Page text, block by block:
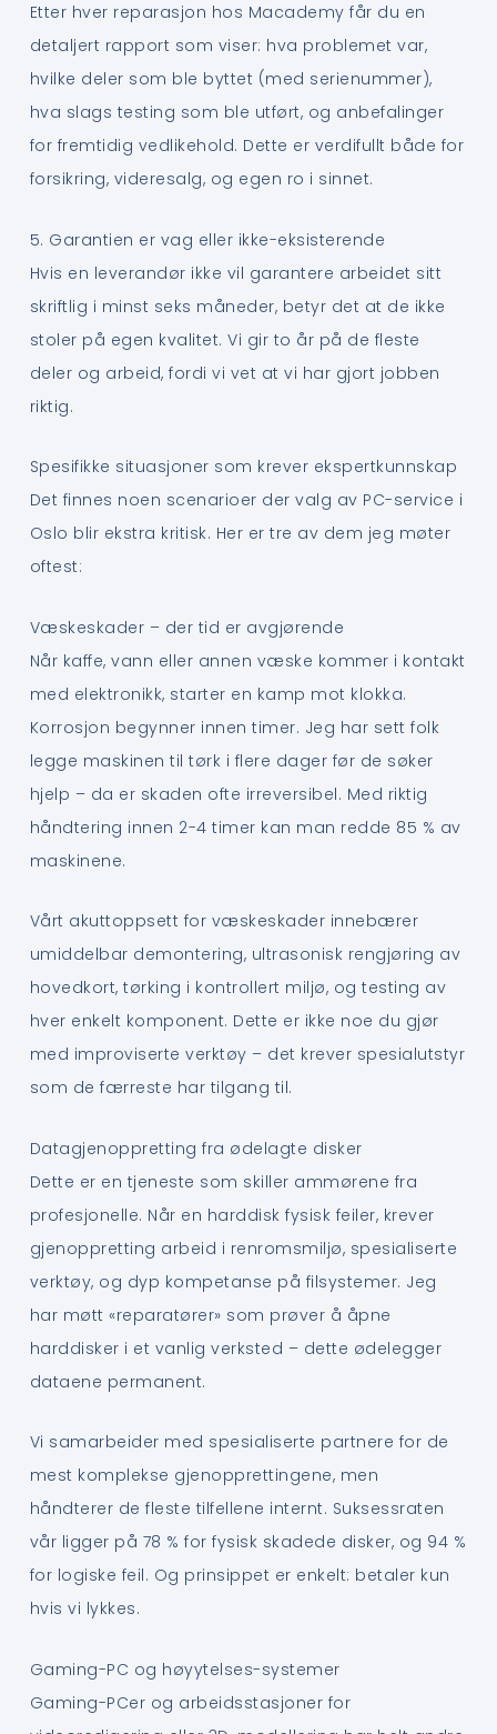
Etter hver reparasjon hos Macademy får du en
detaljert rapport som viser: hva problemet var,
hvilke deler som ble byttet (med serienummer),
hva slags testing som ble utført, og anbefalinger
for fremtidig vedlikehold. Dette er verdifullt både for
forsikring, videresalg, og egen ro i sinnet.
5. Garantien er vag eller ikke-eksisterende
Hvis en leverandør ikke vil garantere arbeidet sitt
skriftlig i minst seks måneder, betyr det at de ikke
stoler på egen kvalitet. Vi gir to år på de fleste
deler og arbeid, fordi vi vet at vi har gjort jobben
riktig.
Spesifikke situasjoner som krever ekspertkunnskap
Det finnes noen scenarioer der valg av PC-service i
Oslo blir ekstra kritisk. Her er tre av dem jeg møter
oftest:
Væskeskader – der tid er avgjørende
Når kaffe, vann eller annen væske kommer i kontakt
med elektronikk, starter en kamp mot klokka.
Korrosjon begynner innen timer. Jeg har sett folk
legge maskinen til tørk i flere dager før de søker
hjelp – da er skaden ofte irreversibel. Med riktig
håndtering innen 2-4 timer kan man redde 85 % av
maskinene.
Vårt akuttoppsett for væskeskader innebærer
umiddelbar demontering, ultrasonisk rengjøring av
hovedkort, tørking i kontrollert miljø, og testing av
hver enkelt komponent. Dette er ikke noe du gjør
med improviserte verktøy – det krever spesialutstyr
som de færreste har tilgang til.
Datagjenoppretting fra ødelagte disker
Dette er en tjeneste som skiller ammørene fra
profesjonelle. Når en harddisk fysisk feiler, krever
gjenoppretting arbeid i renromsmiljø, spesialiserte
verktøy, og dyp kompetanse på filsystemer. Jeg
har møtt «reparatører» som prøver å åpne
harddisker i et vanlig verksted – dette ødelegger
dataene permanent.
Vi samarbeider med spesialiserte partnere for de
mest komplekse gjenopprettingene, men
håndterer de fleste tilfellene internt. Suksessraten
vår ligger på 78 % for fysisk skadede disker, og 94 %
for logiske feil. Og prinsippet er enkelt: betaler kun
hvis vi lykkes.
Gaming-PC og høyytelses-systemer
Gaming-PCer og arbeidsstasjoner for